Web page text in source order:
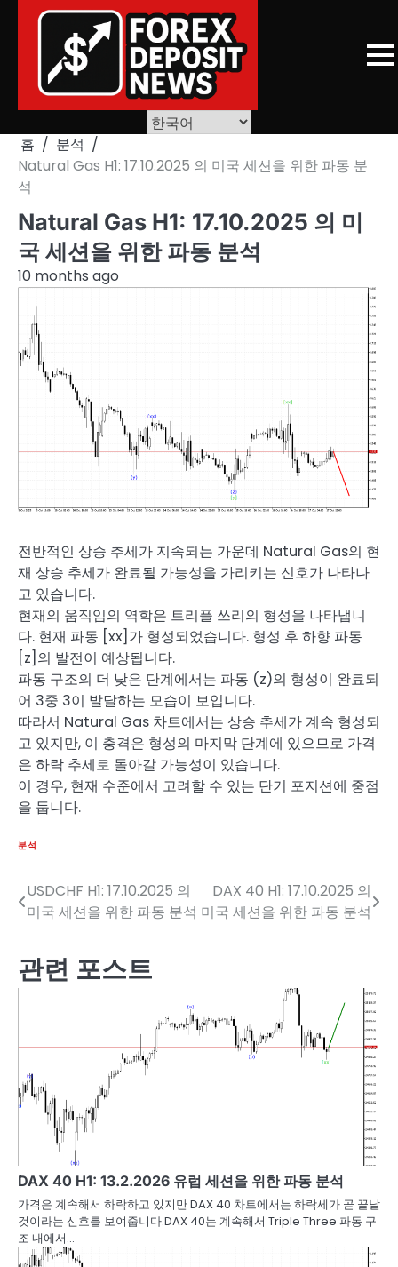
홈
분석
Natural Gas H1: 17.10.2025 의 미국 세션을 위한 파동 분
석
Natural Gas H1: 17.10.2025 의 미
국 세션을 위한 파동 분석
10 months ago
전반적인 상승 추세가 지속되는 가운데 Natural Gas의 현
재 상승 추세가 완료될 가능성을 가리키는 신호가 나타나
고 있습니다.
현재의 움직임의 역학은 트리플 쓰리의 형성을 나타냅니
다. 현재 파동 [xx]가 형성되었습니다. 형성 후 하향 파동
[z]의 발전이 예상됩니다.
파동 구조의 더 낮은 단계에서는 파동 (z)의 형성이 완료되
어 3중 3이 발달하는 모습이 보입니다.
따라서 Natural Gas 차트에서는 상승 추세가 계속 형성되
고 있지만, 이 충격은 형성의 마지막 단계에 있으므로 가격
은 하락 추세로 돌아갈 가능성이 있습니다.
이 경우, 현재 수준에서 고려할 수 있는 단기 포지션에 중점
을 둡니다.
분석
글
탐
색
USDCHF H1: 17.10.2025 의
미국 세션을 위한 파동 분석
DAX 40 H1: 17.10.2025 의
미국 세션을 위한 파동 분석
관련 포스트
DAX 40 H1: 13.2.2026 유럽 세션을 위한 파동 분석
가격은 계속해서 하락하고 있지만 DAX 40 차트에서는 하락세가 곧 끝날
것이라는 신호를 보여줍니다.DAX 40는 계속해서 Triple Three 파동 구
조 내에서…